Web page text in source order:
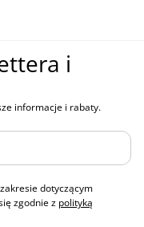
i
informacje i rabaty.
dotyczącym
zgodnie z polityką